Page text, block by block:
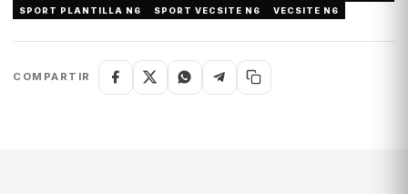
SPORT PLANTILLA N6
SPORT VECSITE N6 VECSITE N6
COMPARTIR